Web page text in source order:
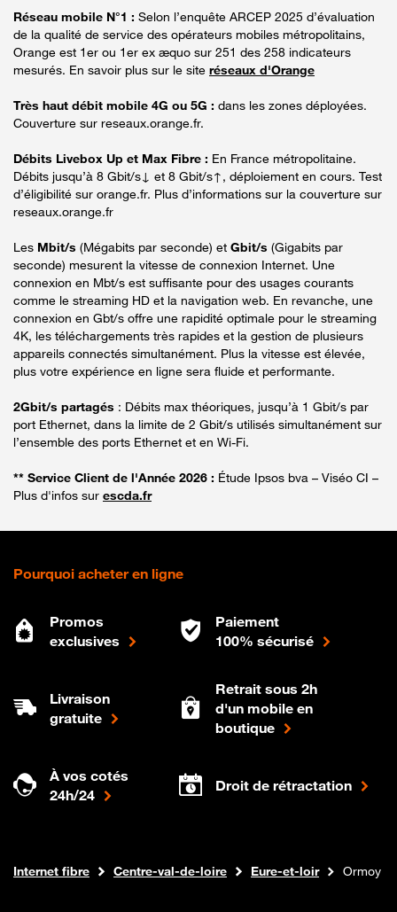
Réseau mobile N°1 : Selon l’enquête ARCEP 2025 d’évaluation
de la qualité de service des opérateurs mobiles métropolitains,
Orange est 1er ou 1er ex æquo sur 251 des 258 indicateurs
mesurés. En savoir plus sur le site réseaux d'Orange
Très haut débit mobile 4G ou 5G : dans les zones déployées.
Couverture sur reseaux.orange.fr.
Débits Livebox Up et Max Fibre : En France métropolitaine.
Débits jusqu’à 8 Gbit/s↓ et 8 Gbit/s↑, déploiement en cours. Test
d’éligibilité sur orange.fr. Plus d’informations sur la couverture sur
reseaux.orange.fr
Les Mbit/s (Mégabits par seconde) et Gbit/s (Gigabits par
seconde) mesurent la vitesse de connexion Internet. Une
connexion en Mbt/s est suffisante pour des usages courants
comme le streaming HD et la navigation web. En revanche, une
connexion en Gbt/s offre une rapidité optimale pour le streaming
4K, les téléchargements très rapides et la gestion de plusieurs
appareils connectés simultanément. Plus la vitesse est élevée,
plus votre expérience en ligne sera fluide et performante.
2Gbit/s partagés : Débits max théoriques, jusqu’à 1 Gbit/s par
port Ethernet, dans la limite de 2 Gbit/s utilisés simultanément sur
l’ensemble des ports Ethernet et en Wi-Fi.
** Service Client de l'Année 2026 : Étude Ipsos bva – Viséo CI –
Plus d'infos sur escda.fr
Pourquoi acheter en ligne
Promos
exclusives
Paiement
100% sécurisé
Livraison
gratuite
Retrait sous 2h
d'un mobile en
boutique
À vos cotés
24h/24
Droit de rétractation
Boutique Orange
Internet fibre Centre-val-de-loire Eure-et-loir Ormoy